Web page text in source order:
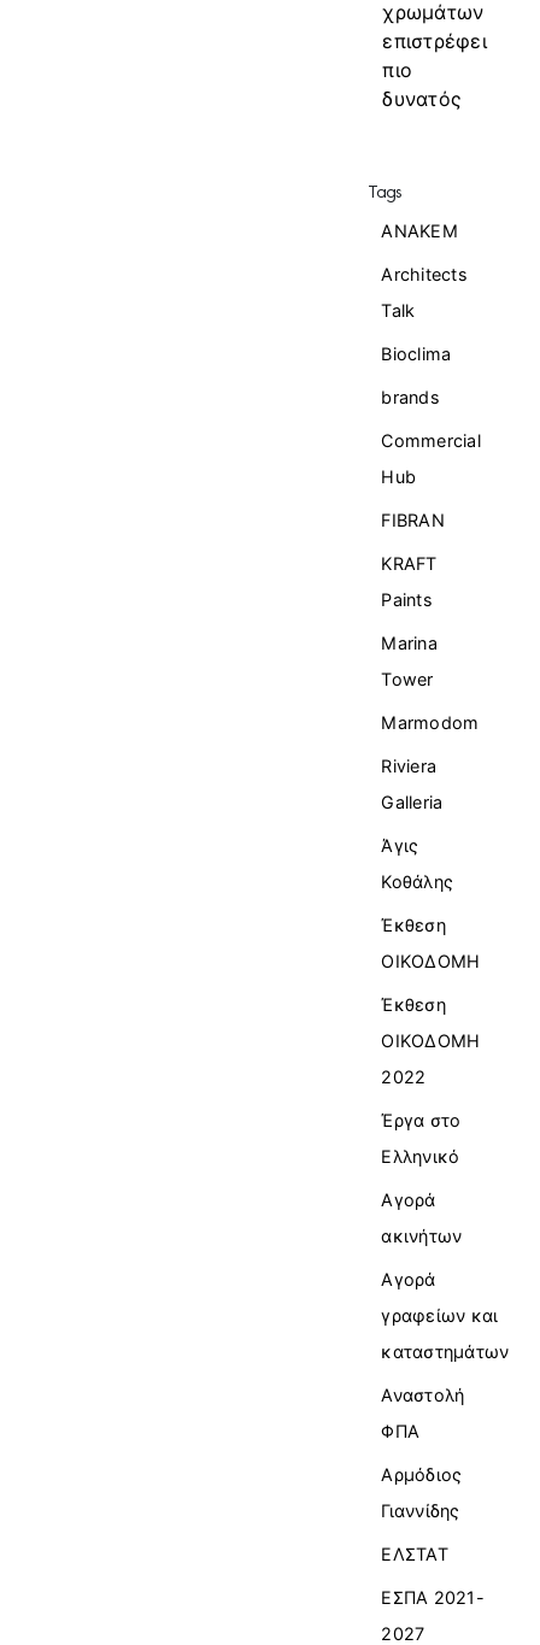
χρωμάτων
επιστρέφει
πιο
δυνατός
Tags
ANAKEM
Architects
Talk
Bioclima
brands
Commercial
Ηub
FIBRAN
KRAFT
Paints
Marina
Tower
Marmodom
Riviera
Galleria
Άγις
Κοθάλης
Έκθεση
ΟΙΚΟΔΟΜΗ
Έκθεση
ΟΙΚΟΔΟΜΗ
2022
Έργα στο
Ελληνικό
Αγορά
ακινήτων
Αγορά
γραφείων και
καταστημάτων
Αναστολή
ΦΠΑ
Αρμόδιος
Γιαννίδης
ΕΛΣΤΑΤ
ΕΣΠΑ 2021-
2027